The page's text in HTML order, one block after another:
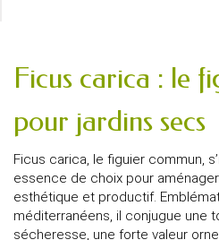
Ficus carica : le
pour jardins secs
Ficus carica, le figuier commun,
essence de choix pour
esthétique et productif.
méditerranéens, il conjugue une
sécheresse, une forte valeur